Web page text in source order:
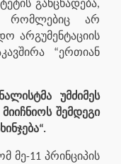
განცხადება,
რომლებიც არ
არგუმენტაციის
“ერთიან
უმძიმეს
შემდეგი
მე-11 პრინციპის